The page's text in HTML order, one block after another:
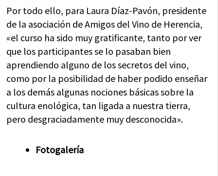
Por todo ello, para Laura Díaz-Pavón, presidente
de la asociación de Amigos del Vino de Herencia,
«el curso ha sido muy gratificante, tanto por ver
que los participantes se lo pasaban bien
aprendiendo alguno de los secretos del vino,
como por la posibilidad de haber podido enseñar
a los demás algunas nociones básicas sobre la
cultura enológica, tan ligada a nuestra tierra,
pero desgraciadamente muy desconocida».
Fotogalería